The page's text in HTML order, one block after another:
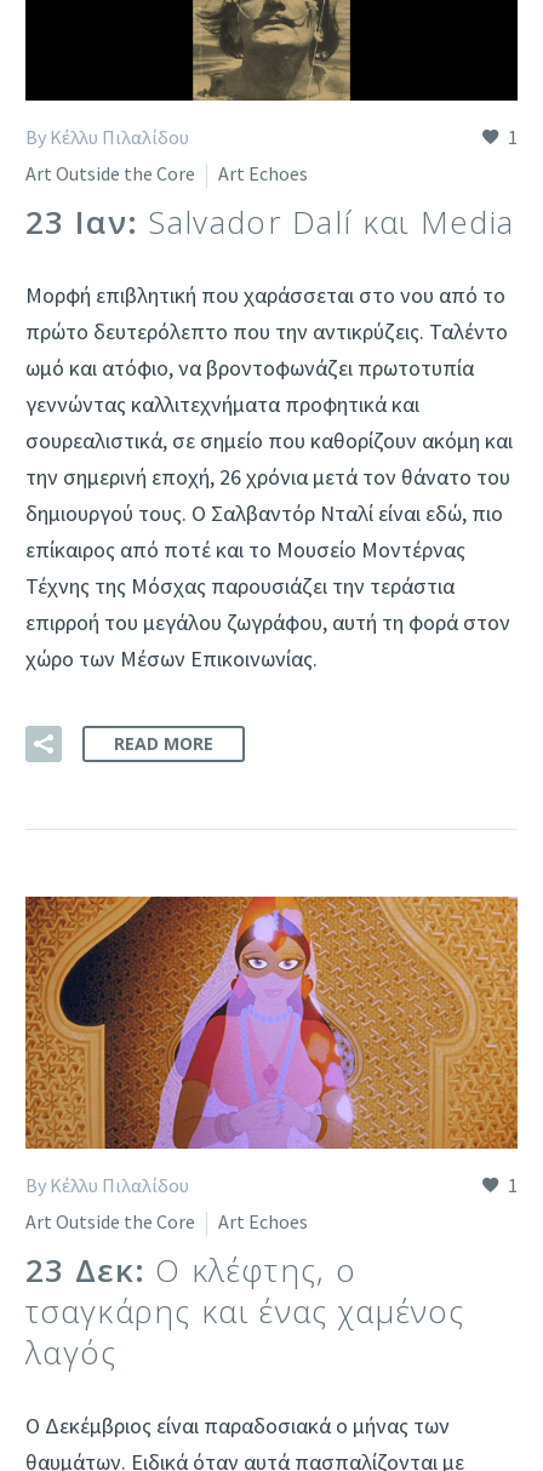
1
By Κέλλυ Πιλαλίδου
Art Outside the Core
Art Echoes
23 Ιαν: Salvador Dalí και Media
Μορφή επιβλητική που χαράσσεται στο νου από το
πρώτο δευτερόλεπτο που την αντικρύζεις. Ταλέντο
ωμό και ατόφιο, να βροντοφωνάζει πρωτοτυπία
γεννώντας καλλιτεχνήματα προφητικά και
σουρεαλιστικά, σε σημείο που καθορίζουν ακόμη και
την σημερινή εποχή, 26 χρόνια μετά τον θάνατο του
δημιουργού τους. Ο Σαλβαντόρ Νταλί είναι εδώ, πιο
επίκαιρος από ποτέ και το Μουσείο Μοντέρνας
Τέχνης της Μόσχας παρουσιάζει την τεράστια
επιρροή του μεγάλου ζωγράφου, αυτή τη φορά στον
χώρο των Μέσων Επικοινωνίας.
READ MORE
1
By Κέλλυ Πιλαλίδου
Art Outside the Core
Art Echoes
23 Δεκ: Ο κλέφτης, ο
τσαγκάρης και ένας χαμένος
λαγός
Ο Δεκέμβριος είναι παραδοσιακά ο μήνας των
θαυμάτων. Ειδικά όταν αυτά πασπαλίζονται με